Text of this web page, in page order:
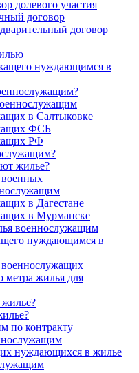
долевого участия
договор
договор
нуждающимся в
в Салтыковке
ФСБ
РФ
жилье?
военных
в Дагестане
в Мурманске
военнослужащим
нуждающимся в
метра жилья для
по контракту
нуждающихся в жилье